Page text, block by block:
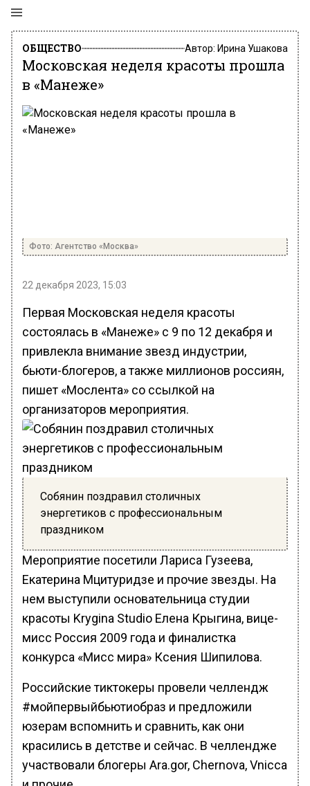
ОБЩЕСТВО Автор: Ирина Ушакова
Московская неделя красоты прошла
в «Манеже»
Фото: Агентство «Москва»
22 декабря 2023, 15:03
Первая Московская неделя красоты
состоялась в «Манеже» с 9 по 12 декабря и
привлекла внимание звезд индустрии,
бьюти-блогеров, а также миллионов россиян,
пишет «Мослента» со ссылкой на
организаторов мероприятия.
Собянин поздравил столичных
энергетиков с профессиональным
праздником
Мероприятие посетили Лариса Гузеева,
Екатерина Мцитуридзе и прочие звезды. На
нем выступили основательница студии
красоты Krygina Studio Елена Крыгина, вице-
мисс Россия 2009 года и финалистка
конкурса «Мисс мира» Ксения Шипилова.
Российские тиктокеры провели челлендж
#мойпервыйбьютиобраз и предложили
юзерам вспомнить и сравнить, как они
красились в детстве и сейчас. В челлендже
участвовали блогеры Ara.gor, Chernova, Vnicca